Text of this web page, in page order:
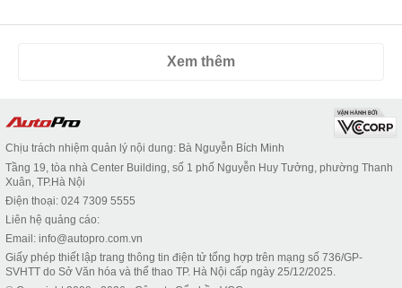
Xem thêm
Chịu trách nhiệm quản lý nội dung: Bà Nguyễn Bích Minh
Tầng 19, tòa nhà Center Building, số 1 phố Nguyễn Huy Tưởng, phường Thanh
Xuân, TP.Hà Nội
Điện thoại: 024 7309 5555
Liên hệ quảng cáo:
Email: info@autopro.com.vn
Giấy phép thiết lập trang thông tin điện tử tổng hợp trên mạng số 736/GP-
SVHTT do Sở Văn hóa và thể thao TP. Hà Nội cấp ngày 25/12/2025.